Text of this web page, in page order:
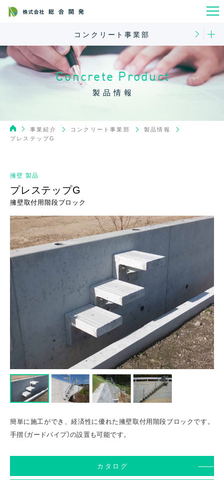
コンクリート事業部
Concrete Product
製品情報
事業紹介 コンクリート事業部 製品情報
プレステップG
擁壁 製品
プレステップG
擁壁取付用階段ブロック
簡単に施工ができ、経済性に優れた擁壁取付用階段ブロックです。
手摺（ガードパイプ）の設置も可能です。
カタログ